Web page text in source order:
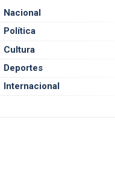
Nacional
Política
Cultura
Deportes
Internacional